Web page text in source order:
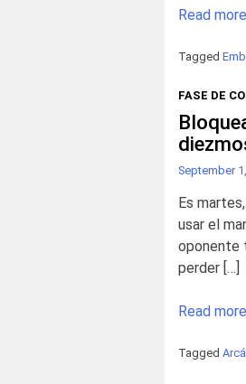
Read
Tagged
FASE DE
September
Es
usar el
oponente
perder […]
Read
Tagged